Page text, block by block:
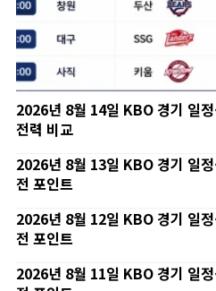
2026년 8월 14일 KBO 경기 일
전력 비교
2026년 8월 13일 KBO 경기 일
전 포인트
2026년 8월 12일 KBO 경기 일
전 포인트
2026년 8월 11일 KBO 경기 일